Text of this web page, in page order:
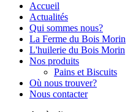
Accueil
Actualités
Qui sommes nous?
La Ferme du Bois Morin
L'huilerie du Bois Morin
Nos produits
Pains et Biscuits
Où nous trouver?
Nous contacter